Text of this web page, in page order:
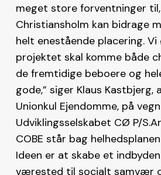
meget store forventninger
Christiansholm kan bidrage
helt enestående placering. Vi
projektet skal komme både
de fremtidige beboere og
gode,” siger Klaus Kastbjerg,
Unionkul Ejendomme, på
Udviklingsselskabet CØ P/
COBE står bag
Ideen er at skabe et
værested til socialt samvær